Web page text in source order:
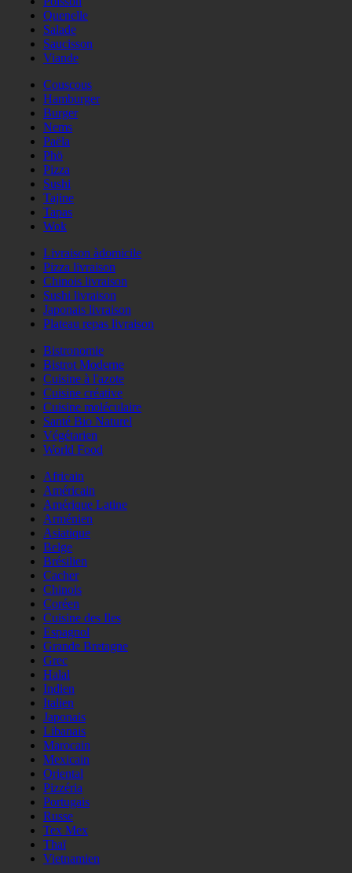
Quenelle
Salade
Saucisson
Viande
Couscous
Hamburger
Burger
Nems
Paëla
Phö
Pizza
Sushi
Tajine
Tapas
Wok
Livraison àdomicile
Pizza livraison
Chinois livraison
Sushi livraison
Japonais livraison
Plateau repas livraison
Bistronomie
Bistrot Moderne
Cuisine à l'azote
Cuisine créative
Cuisine moléculaire
Santé Bio Naturel
Végétarien
World Food
Africain
Américain
Amérique Latine
Arménien
Asiatique
Belge
Brésilien
Cacher
Chinois
Coréen
Cuisine des Iles
Espagnol
Grande Bretagne
Grec
Halal
Indien
Italien
Japonais
Libanais
Marocain
Mexicain
Oriental
Pizzéria
Portugais
Russe
Tex Mex
Thaï
Vietnamien